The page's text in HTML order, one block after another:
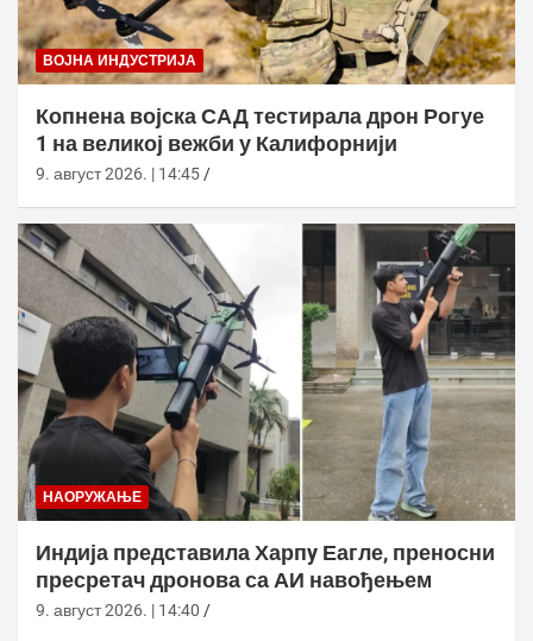
ВОЈНА ИНДУСТРИЈА
Копнена војска САД тестирала дрон Рогуе
1 на великој вежби у Калифорнији
9. август 2026. | 14:45
НАОРУЖАЊЕ
Индија представила Харпy Еагле, преносни
пресретач дронова са АИ навођењем
9. август 2026. | 14:40